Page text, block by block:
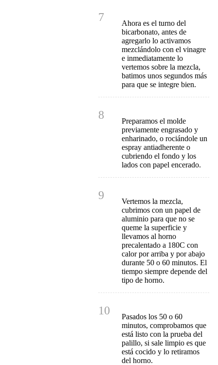
7
Ahora es el turno del
bicarbonato, antes de
agregarlo lo activamos
mezclándolo con el vinagre
e inmediatamente lo
vertemos sobre la mezcla,
batimos unos segundos más
para que se integre bien.
8
Preparamos el molde
previamente engrasado y
enharinado, o rociándole un
espray antiadherente o
cubriendo el fondo y los
lados con papel encerado.
9
Vertemos la mezcla,
cubrimos con un papel de
aluminio para que no se
queme la superficie y
llevamos al horno
precalentado a 180C con
calor por arriba y por abajo
durante 50 o 60 minutos. El
tiempo siempre depende del
tipo de horno.
10
Pasados los 50 o 60
minutos, comprobamos que
está listo con la prueba del
palillo, si sale limpio es que
está cocido y lo retiramos
del horno.